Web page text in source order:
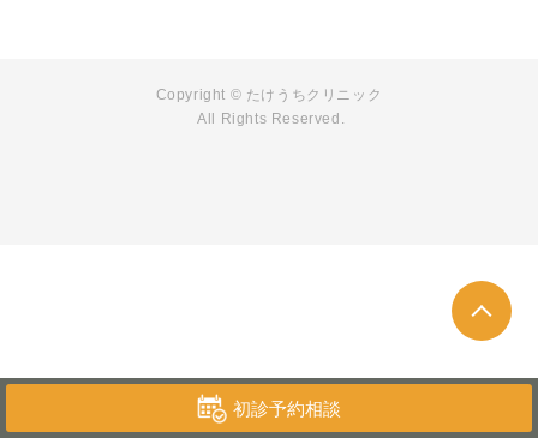
初診予約相談
Copyright © たけうちクリニック
All Rights Reserved.